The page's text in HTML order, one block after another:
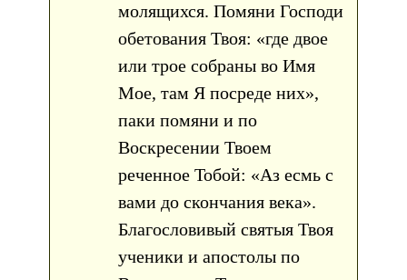
молящихся. Помяни Господи
обетования Твоя: «где двое
или трое собраны во Имя
Мое, там Я посреде них»,
паки помяни и по
Воскресении Твоем
реченное Тобой: «Аз есмь с
вами до скончания века».
Благословивый святыя Твоя
ученики и апостолы по